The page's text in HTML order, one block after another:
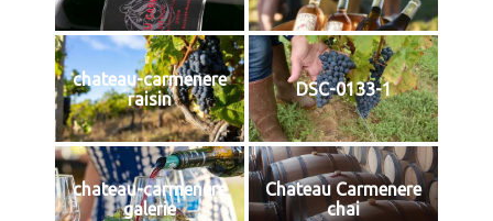
chateau-carmenere
raisin
DSC-0133-1
chateau-carmenere
galerie
Chateau Carmenere
chai